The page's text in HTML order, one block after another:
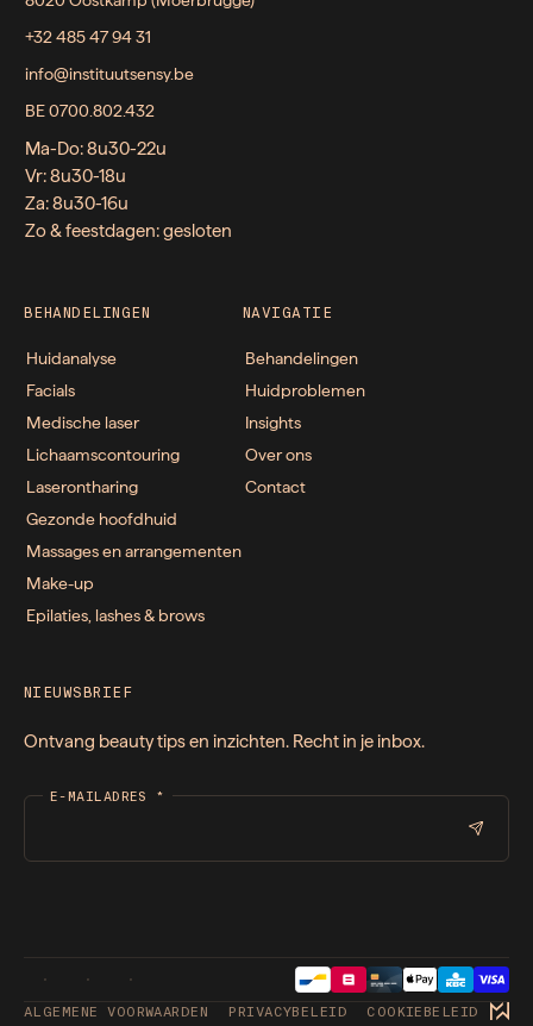
+32 485 47 94 31
info@instituutsensy.be
BE 0700.802.432
Ma-Do: 8u30-22u
Vr: 8u30-18u
Za: 8u30-16u
Zo & feestdagen: gesloten
BEHANDELINGEN
Huidanalyse
Facials
Medische laser
Lichaamscontouring
Laserontharing
Gezonde hoofdhuid
Massages en arrangementen
Make-up
Epilaties, lashes & brows
NAVIGATIE
Behandelingen
Huidproblemen
Insights
Over ons
Contact
NIEUWSBRIEF
Ontvang beauty tips en inzichten. Recht in je inbox.
E-MAILADRES *
ALGEMENE VOORWAARDEN PRIVACYBELEID COOKIEBELEID